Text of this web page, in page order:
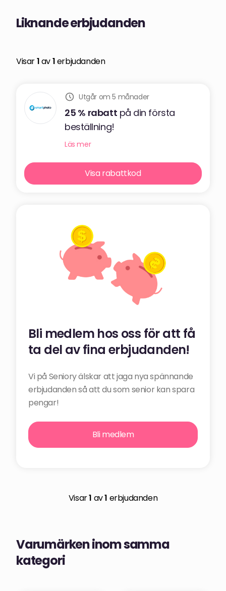
Liknande erbjudanden
Visar1av1erbjudanden
Utgår om 5 månader
25 % rabatt på din första
beställning!
Läs mer
Visa rabattkod
Bli medlem hos oss för att få
ta del av fina erbjudanden!
Vi på Seniory älskar att jaga nya spännande
erbjudanden så att du som senior kan spara
pengar!
Bli medlem
Visar1 av1 erbjudanden
Varumärken inom samma
kategori